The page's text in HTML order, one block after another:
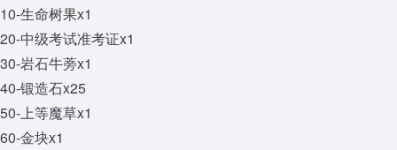
10-生命树果x1
20-中级考试准考证x1
30-岩石牛蒡x1
40-锻造石x25
50-上等魔草x1
60-金块x1